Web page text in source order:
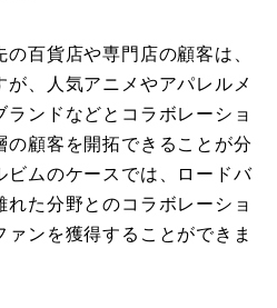
百貨店や専門店の顧客は、
、人気アニメやアパレルメ
ンドなどとコラボレーショ
の顧客を開拓できることが分
ビムのケースでは、ロードバ
た分野とのコラボレーショ
ァンを獲得することができま